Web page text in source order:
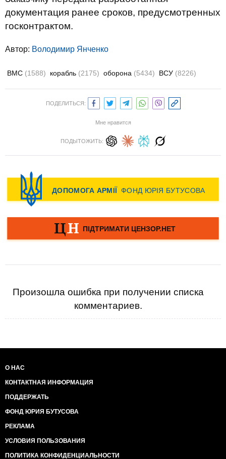
документация ранее сроков, предусмотренных
госконтрактом.
Автор: Володимир Янченко
ВМС (1588) корабль (2175) оборона (5434) ВСУ (8226)
ПОДЕЛИТЬСЯ:
Мне нравится
ПОДЫТОЖИТЬ:
Произошла ошибка при получении списка
комментариев.
О НАС
КОНТАКТНАЯ ИНФОРМАЦИЯ
ПОДДЕРЖАТЬ
ФОНД ЮРИЯ БУТУСОВА
РЕКЛАМА
УСЛОВИЯ ПОЛЬЗОВАНИЯ
ПОЛИТИКА КОНФИДЕНЦИАЛЬНОСТИ